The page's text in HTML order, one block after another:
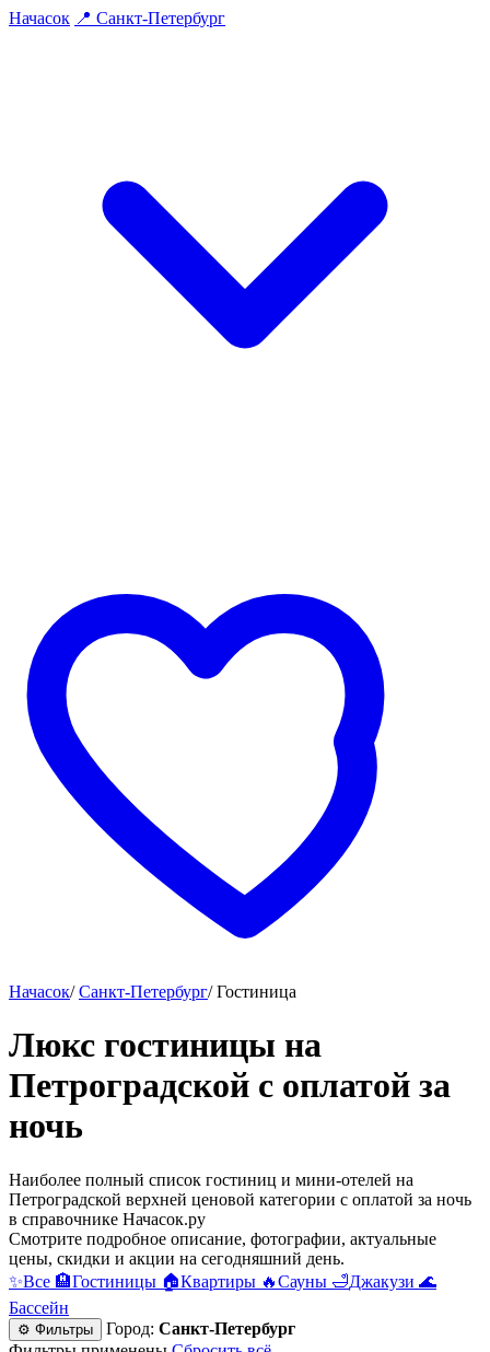
Начасок 📍 Санкт-Петербург
Начасок/ Санкт-Петербург/ Гостиница
Люкс гостиницы на
Петроградской с оплатой за
ночь
Наиболее полный список гостиниц и мини-отелей на
Петроградской верхней ценовой категории с оплатой за ночь
в справочнике Начасок.ру
Смотрите подробное описание, фотографии, актуальные
цены, скидки и акции на сегодняшний день.
✨Все 🏨Гостиницы 🏠Квартиры 🔥Сауны 🛁Джакузи 🌊
Бассейн
⚙ Фильтры Город: Санкт-Петербург